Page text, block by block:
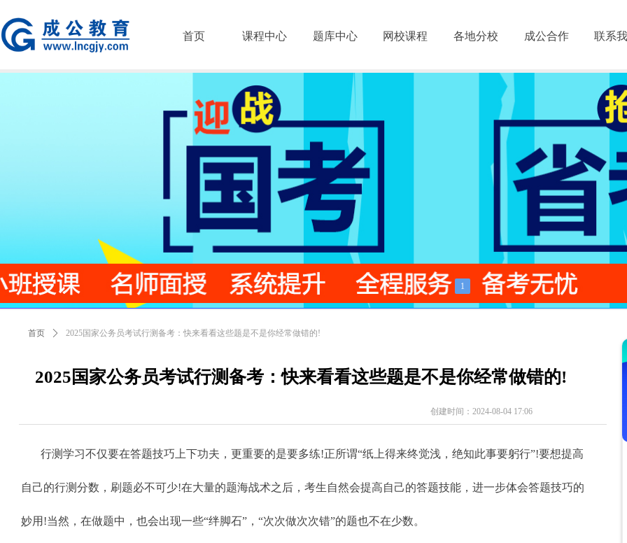
1
首页 课程中心 题库中心 网校课程 各地分校 成公合作 联系
创建时间： 2024-08-04 17:06
2025国家公务员考试行测备考：快来看看这些题是不是你经常做错的!
行测学习不仅要在答题技巧上下功夫，更重要的是要多练!正所谓“纸上得来终觉浅，绝知此事要躬行”!要想提高
自己的行测分数，刷题必不可少!在大量的题海战术之后，考生自然会提高自己的答题技能，进一步体会答题技巧的
妙用!当然，在做题中，也会出现一些“绊脚石”，“次次做次次错”的题也不在少数。
首页 ꄲ 2025国家公务员考试行测备考：快来看看这些题是不是你经常做错的!